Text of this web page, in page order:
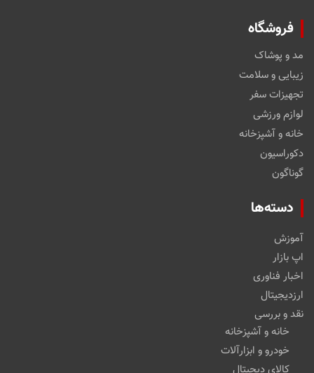
فروشگاه
مد و پوشاک
زیبایی و سلامت
تجهیزات سفر
لوازم ورزشی
خانه و آشپزخانه
دکوراسیون
گوناگون
دسته‌ها
آموزش
اپ بازار
اخبار فناوری
ارزدیجیتال
نقد و بررسی
خانه و آشپزخانه
خودرو و ابزارآلات